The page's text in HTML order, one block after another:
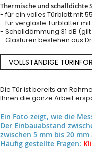
Thermische und schalldichte
- für ein volles Türblatt mit
- für verglaste Türblätter mit
- Schalldämmung 31 dB
- Glastüren bestehen aus
VOLLSTÄNDIGE
Die Tür ist bereits am
Ihnen die ganze Arbeit
Ein Foto zeigt, wie die
Der Einbauabstand
zwischen 5 mm bis 20
Häufig gestellte Fragen: